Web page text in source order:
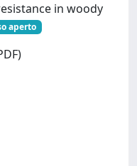
in woody
aperto